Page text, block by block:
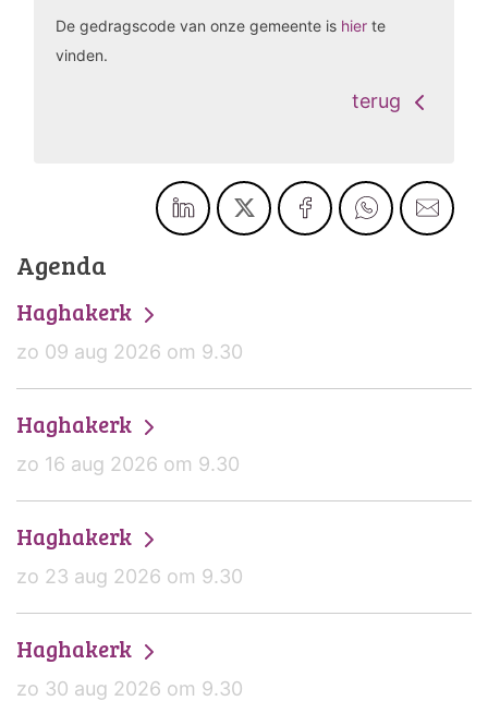
De gedragscode van onze gemeente is hier te
vinden.
terug
Agenda
Haghakerk
zo 09 aug 2026 om 9.30
Haghakerk
zo 16 aug 2026 om 9.30
Haghakerk
zo 23 aug 2026 om 9.30
Haghakerk
zo 30 aug 2026 om 9.30